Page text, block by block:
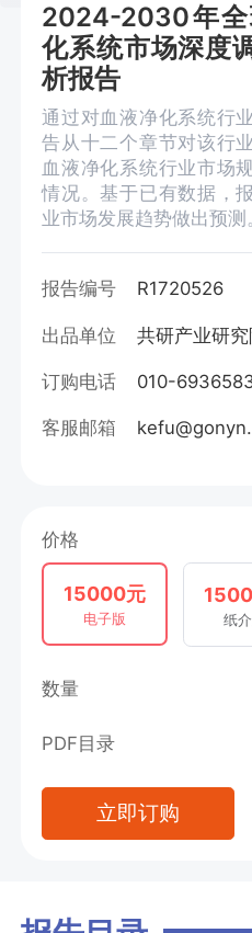
2024-2030年
化系统市场深度
析报告
通过对血液净化系统行
告从十二个章节对该行
血液净化系统行业市场
情况。基于已有数据，
业市场发展趋势做出预测
报告编号 R1720526
出品单位 共研产业研
订购电话 010-
客服邮箱
价格
15000元
电子版 纸
数量
PDF目录
立即订购